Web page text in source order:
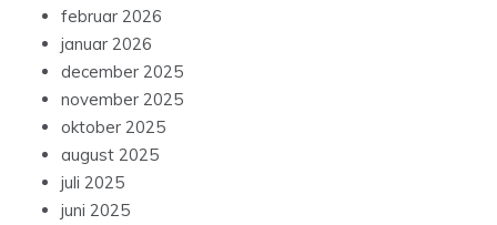
februar 2026
januar 2026
december 2025
november 2025
oktober 2025
august 2025
juli 2025
juni 2025